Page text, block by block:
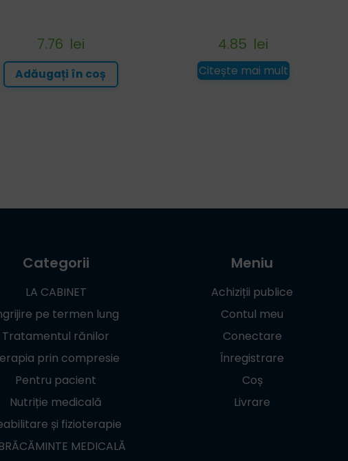
7.76 lei
Adăugați în coș
4.85 lei
Citește mai mult
Categorii
LA CABINET
pe termen lung
Tratamentul rănilor
prin compresie
Pentru pacient
Nutriție medicală
și fizioterapie
MEDICALĂ
Meniu
Achiziții publice
Contul meu
Conectare
Înregistrare
Coș
Livrare